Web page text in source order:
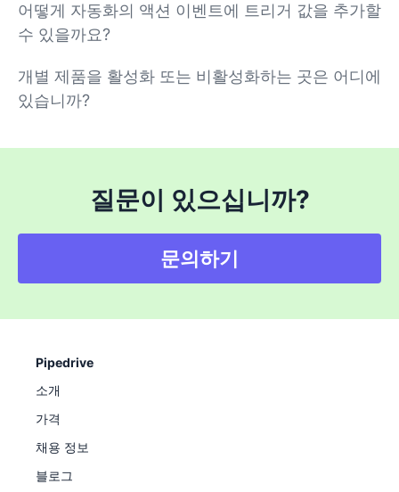
어떻게 자동화의 액션 이벤트에 트리거 값을 추가할
수 있을까요?
개별 제품을 활성화 또는 비활성화하는 곳은 어디에
있습니까?
질문이 있으십니까?
문의하기
Pipedrive
소개
가격
채용 정보
블로그